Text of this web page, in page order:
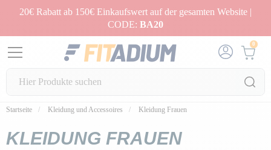
20€ Rabatt ab 150€ Einkaufswert auf der gesamten Website |
CODE: BA20
0
Startseite Kleidung und Accessoires Kleidung Frauen
KLEIDUNG FRAUEN